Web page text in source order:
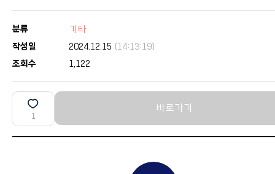
분류 기타
작성일 2024.12.15 (14:13:19)
조회수
1,122
1
바로가기